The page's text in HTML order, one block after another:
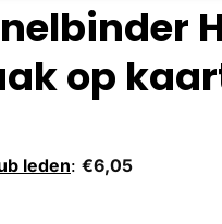
op
leden: €6,05